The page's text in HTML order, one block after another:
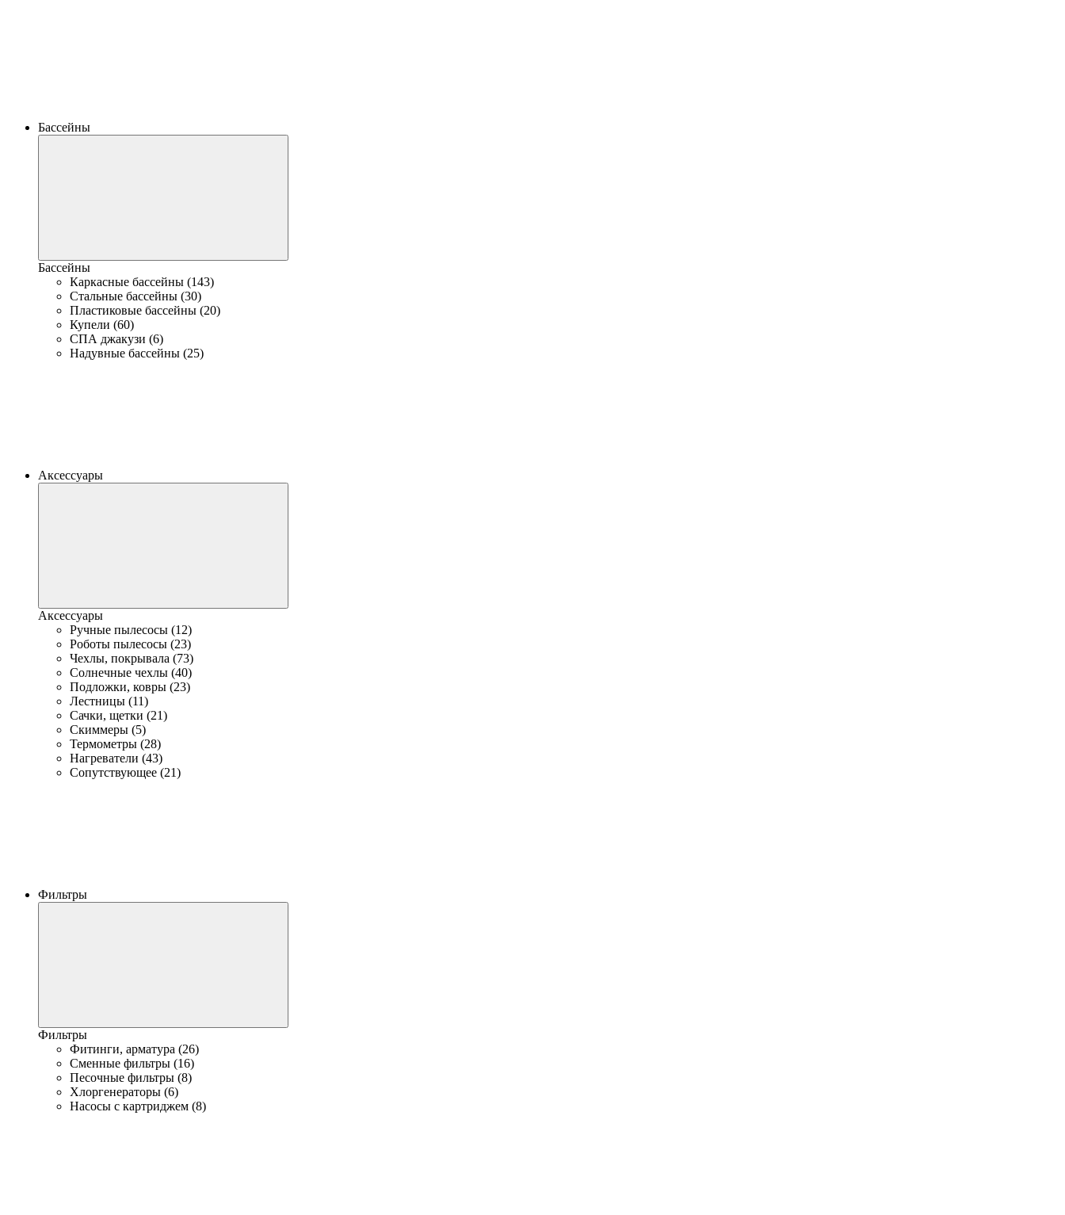
Бассейны
Бассейны
Каркасные бассейны (143)
Стальные бассейны (30)
Пластиковые бассейны (20)
Купели (60)
СПА джакузи (6)
Надувные бассейны (25)
Аксессуары
Аксессуары
Ручные пылесосы (12)
Роботы пылесосы (23)
Чехлы, покрывала (73)
Солнечные чехлы (40)
Подложки, ковры (23)
Лестницы (11)
Сачки, щетки (21)
Скиммеры (5)
Термометры (28)
Нагреватели (43)
Сопутствующее (21)
Фильтры
Фильтры
Фитинги, арматура (26)
Сменные фильтры (16)
Песочные фильтры (8)
Хлоргенераторы (6)
Насосы с картриджем (8)